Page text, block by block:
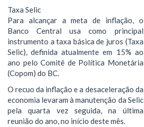
Taxa Selic
Para alcançar a meta de inflação, o
Banco Central usa como principal
instrumento a taxa básica de juros (Taxa
Selic), definida atualmente em 15% ao
ano pelo Comitê de Política Monetária
(Copom) do BC.
O recuo da inflação e a desaceleração da
economia levaram à manutenção da Selic
pela quarta vez seguida, na última
reunião do ano, no início deste mês.